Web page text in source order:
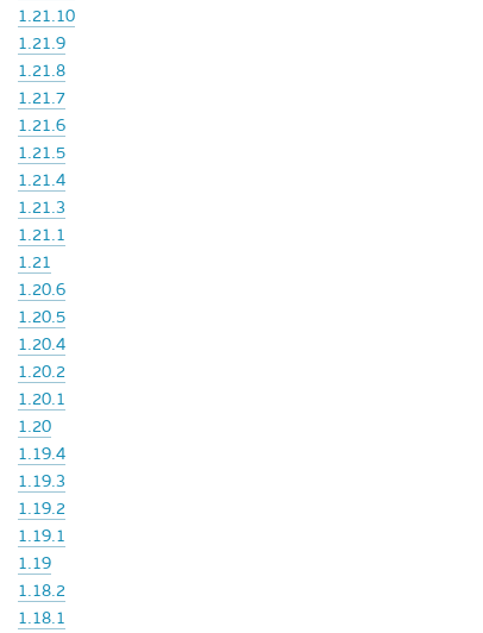
1.21.10
1.21.9
1.21.8
1.21.7
1.21.6
1.21.5
1.21.4
1.21.3
1.21.1
1.21
1.20.6
1.20.5
1.20.4
1.20.2
1.20.1
1.20
1.19.4
1.19.3
1.19.2
1.19.1
1.19
1.18.2
1.18.1